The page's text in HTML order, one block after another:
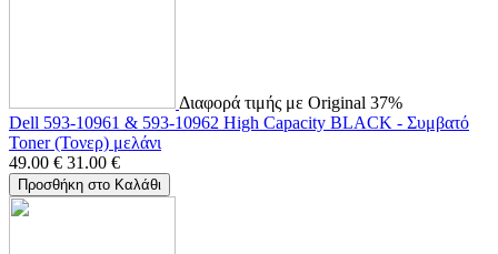
Διαφορά τιμής με Original 37%
Dell 593-10961 & 593-10962 High Capacity BLACK - Συμβατό
Toner (Τονερ) μελάνι
49.00 € 31.00 €
Προσθήκη στο Καλάθι